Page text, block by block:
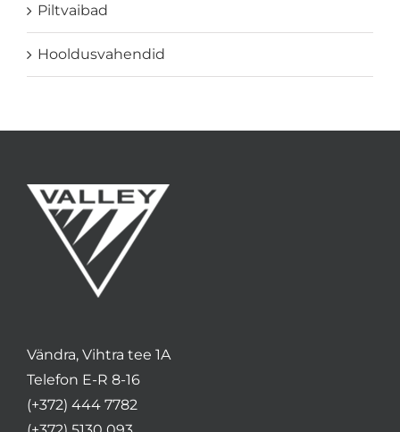
Piltvaibad
Hooldusvahendid
Vändra, Vihtra tee 1A
Telefon E-R 8-16
(+372) 444 7782